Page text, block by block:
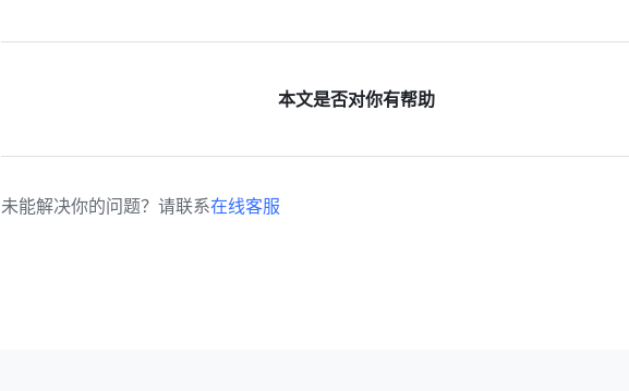
本文是否对你有帮助
未能解决你的问题？请联系在线客服